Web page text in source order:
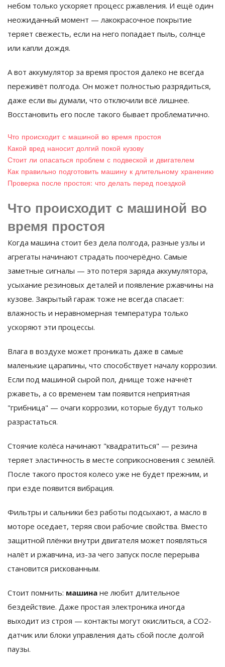
небом только ускоряет процесс ржавления. И ещё один
неожиданный момент — лакокрасочное покрытие
теряет свежесть, если на него попадает пыль, солнце
или капли дождя.
А вот аккумулятор за время простоя далеко не всегда
переживёт полгода. Он может полностью разрядиться,
даже если вы думали, что отключили всё лишнее.
Восстановить его после такого бывает проблематично.
Что происходит с машиной во время простоя
Какой вред наносит долгий покой кузову
Стоит ли опасаться проблем с подвеской и двигателем
Как правильно подготовить машину к длительному хранению
Проверка после простоя: что делать перед поездкой
Что происходит с машиной во
время простоя
Когда машина стоит без дела полгода, разные узлы и
агрегаты начинают страдать поочерёдно. Самые
заметные сигналы — это потеря заряда аккумулятора,
усыхание резиновых деталей и появление ржавчины на
кузове. Закрытый гараж тоже не всегда спасает:
влажность и неравномерная температура только
ускоряют эти процессы.
Влага в воздухе может проникать даже в самые
маленькие царапины, что способствует началу коррозии.
Если под машиной сырой пол, днище тоже начнёт
ржаветь, а со временем там появится неприятная
"грибница" — очаги коррозии, которые будут только
разрастаться.
Стоячие колёса начинают "квадратиться" — резина
теряет эластичность в месте соприкосновения с землёй.
После такого простоя колесо уже не будет прежним, и
при езде появится вибрация.
Фильтры и сальники без работы подсыхают, а масло в
моторе оседает, теряя свои рабочие свойства. Вместо
защитной плёнки внутри двигателя может появляться
налёт и ржавчина, из-за чего запуск после перерыва
становится рискованным.
Стоит помнить: машина не любит длительное
бездействие. Даже простая электроника иногда
выходит из строя — контакты могут окислиться, а СО2-
датчик или блоки управления дать сбой после долгой
паузы.